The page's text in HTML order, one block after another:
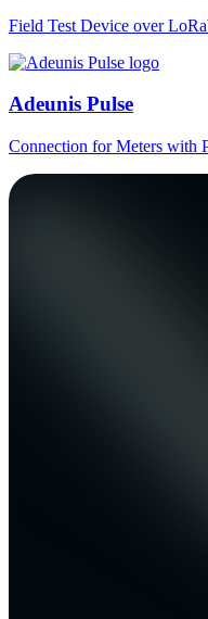
Field Test Device over
Adeunis Pulse
Connection for Meters